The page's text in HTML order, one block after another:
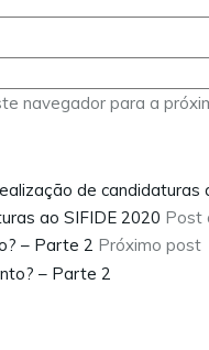
navegador para a
ao SIFIDE 2020 Post
– Parte 2 Próximo post